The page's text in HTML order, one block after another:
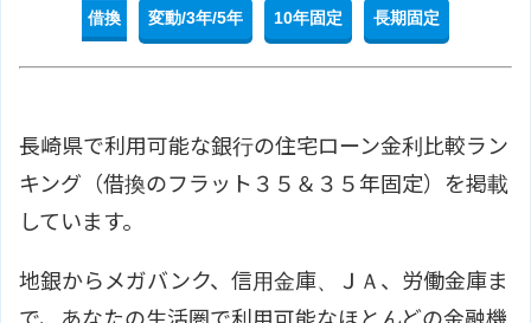
借換 変動/3年/5年 10年固定 長期固定
長崎県で利用可能な銀行の住宅ローン金利比較ラン
キング（借換のフラット３５＆３５年固定）を掲載
しています。
地銀からメガバンク、信用金庫、ＪＡ、労働金庫ま